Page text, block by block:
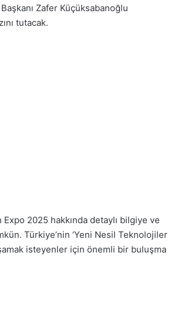
Zafer Küçüksabanoğlu
tutacak.
2025 hakkında detaylı bilgiye ve
Türkiye’nin ‘Yeni Nesil Teknolojiler
isteyenler için önemli bir buluşma